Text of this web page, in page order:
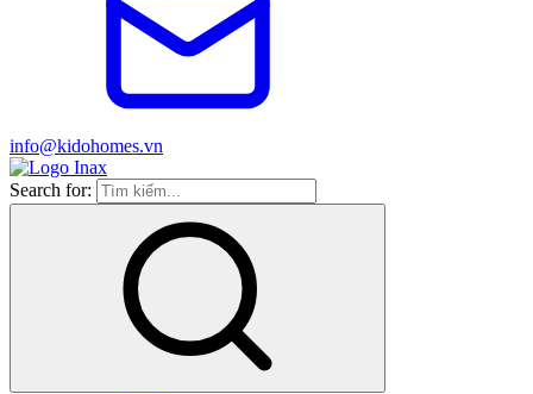
info@kidohomes.vn
Search for: